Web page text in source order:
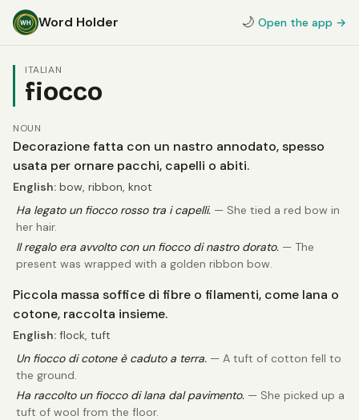
Word Holder 🌙 Open the app →
ITALIAN
fiocco
NOUN
Decorazione fatta con un nastro annodato, spesso
usata per ornare pacchi, capelli o abiti.
English: bow, ribbon, knot
Ha legato un fiocco rosso tra i capelli. — She tied a red bow in
her hair.
Il regalo era avvolto con un fiocco di nastro dorato. — The
present was wrapped with a golden ribbon bow.
Piccola massa soffice di fibre o filamenti, come lana o
cotone, raccolta insieme.
English: flock, tuft
Un fiocco di cotone è caduto a terra. — A tuft of cotton fell to
the ground.
Ha raccolto un fiocco di lana dal pavimento. — She picked up a
tuft of wool from the floor.